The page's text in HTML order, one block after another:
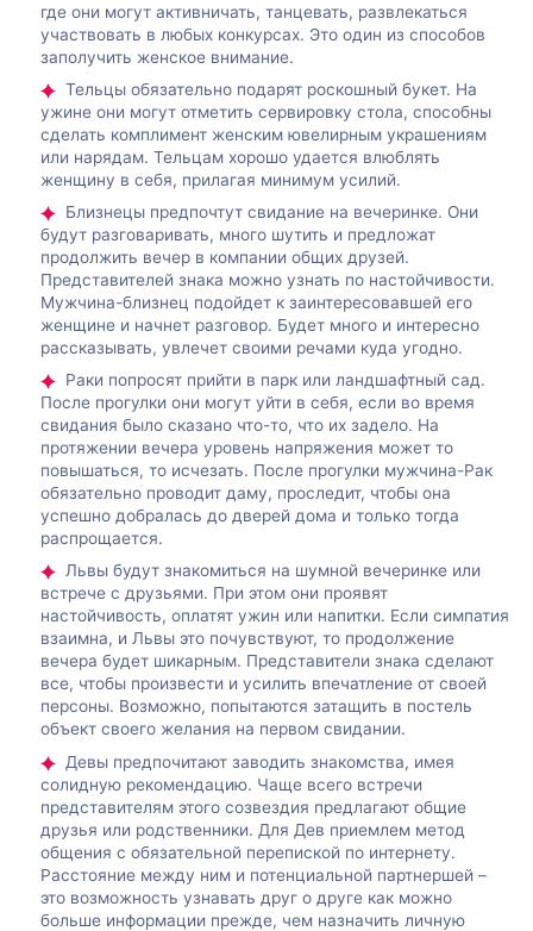
где они могут активничать, танцевать, развлекаться
участвовать в любых конкурсах. Это один из способов
заполучить женское внимание.
Тельцы обязательно подарят роскошный букет. На
ужине они могут отметить сервировку стола, способны
сделать комплимент женским ювелирным украшениям
или нарядам. Тельцам хорошо удается влюблять
женщину в себя, прилагая минимум усилий.
Близнецы предпочтут свидание на вечеринке. Они
будут разговаривать, много шутить и предложат
продолжить вечер в компании общих друзей.
Представителей знака можно узнать по настойчивости.
Мужчина-близнец подойдет к заинтересовавшей его
женщине и начнет разговор. Будет много и интересно
рассказывать, увлечет своими речами куда угодно.
Раки попросят прийти в парк или ландшафтный сад.
После прогулки они могут уйти в себя, если во время
свидания было сказано что-то, что их задело. На
протяжении вечера уровень напряжения может то
повышаться, то исчезать. После прогулки мужчина-Рак
обязательно проводит даму, проследит, чтобы она
успешно добралась до дверей дома и только тогда
распрощается.
Львы будут знакомиться на шумной вечеринке или
встрече с друзьями. При этом они проявят
настойчивость, оплатят ужин или напитки. Если симпатия
взаимна, и Львы это почувствуют, то продолжение
вечера будет шикарным. Представители знака сделают
все, чтобы произвести и усилить впечатление от своей
персоны. Возможно, попытаются затащить в постель
объект своего желания на первом свидании.
Девы предпочитают заводить знакомства, имея
солидную рекомендацию. Чаще всего встречи
представителям этого созвездия предлагают общие
друзья или родственники. Для Дев приемлем метод
общения с обязательной перепиской по интернету.
Расстояние между ним и потенциальной партнершей –
это возможность узнавать друг о друге как можно
больше информации прежде, чем назначить личную